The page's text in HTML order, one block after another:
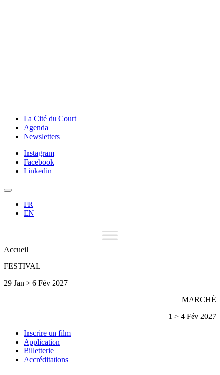
La Cité du Court
Agenda
Newsletters
Instagram
Facebook
Linkedin
FR
EN
Accueil
FESTIVAL
29 Jan > 6 Fév 2027
MARCHÉ
1 > 4 Fév 2027
Inscrire un film
Application
Billetterie
Accréditations